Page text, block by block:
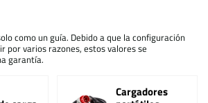
como un guía. Debido a que la configuración
por varios razones, estos valores se
garantía.
Cargadores